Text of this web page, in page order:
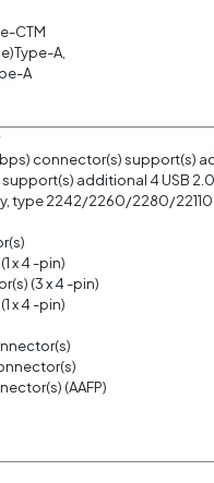
CTM
A,
A
connector(s) support(s)
support(s) additional 4 USB
type 2242/2260/2280/
x 4 -pin)
(3 x 4 -pin)
x 4 -pin)
(AAFP)